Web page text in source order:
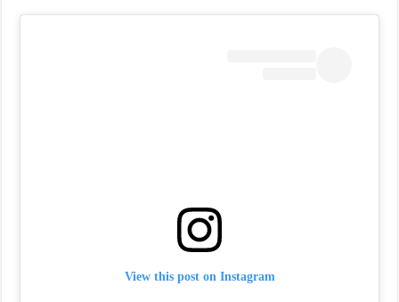
View this post on Instagram